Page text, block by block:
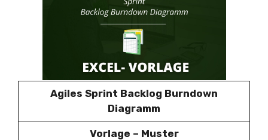
Agiles Sprint Backlog Burndown
Diagramm
Vorlage – Muster